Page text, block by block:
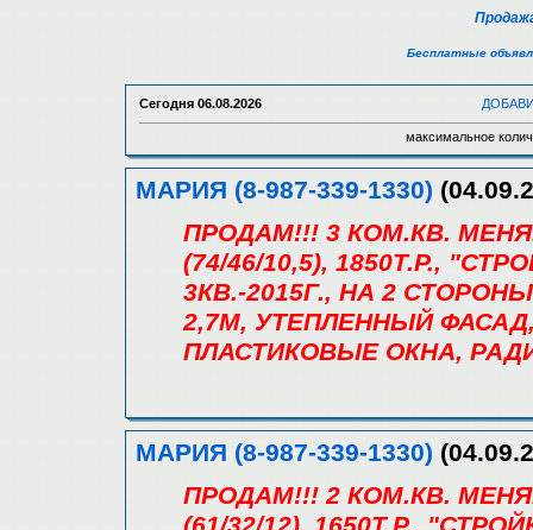
Бесплатные
Сегодня 06.08.2026
максимальное
МАРИЯ (8-987-339-1330)
ПРОДАМ!!! 3 КОМ.КВ.
(74/46/10,5), 1850Т.Р.,
3КВ.-2015Г., НА 2
2,7М, УТЕПЛЕННЫЙ
ПЛАСТИКОВЫЕ ОКНА,
МАРИЯ (8-987-339-1330)
ПРОДАМ!!! 2 КОМ.КВ.